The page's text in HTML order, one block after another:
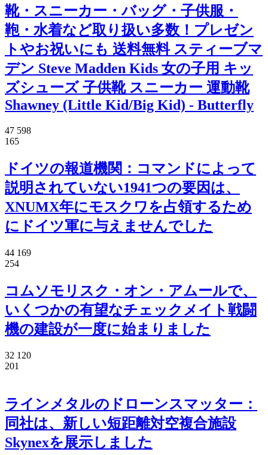
靴・スニーカー・バッグ・子供服・
鞄・水着など取り扱い多数！プレゼン
トやお祝いにも 送料無料 スティーブマ
デン Steve Madden Kids 女の子用 キッ
ズシューズ 子供靴 スニーカー 運動靴
Shawney (Little Kid/Big Kid) - Butterfly
47 598
165
ドイツの報道機関：コマンドによって
説明されていない1941つの要因は、
XNUMX年にモスクワを占領するため
にドイツ軍に与えませんでした
44 169
254
コムソモリスク・オン・アムールで、
いくつかの有望なチェックメイト戦闘
機の建設が一度に始まりました
32 120
201
ラインメタルのドローンスマッター：
同社は、新しい短距離対空複合施設
Skynexを展示しました